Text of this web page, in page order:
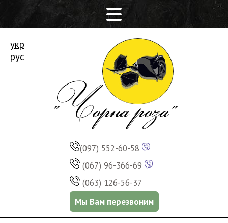
укр
рус
(097) 552-60-58
(067) 96-366-69
(063) 126-56-37
Мы Вам перезвоним